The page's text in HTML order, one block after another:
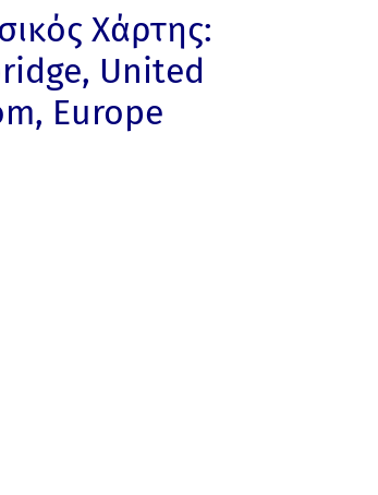
Χάρτης:
United
Europe